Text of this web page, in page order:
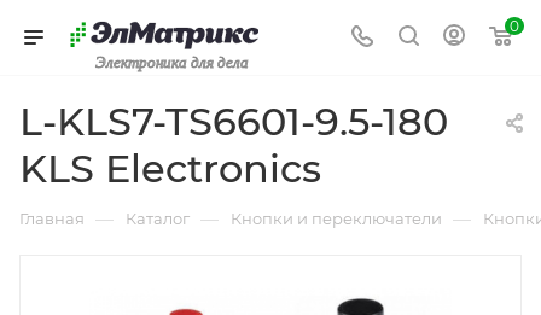
Электроника для дела
0
L-KLS7-TS6601-9.5-180
KLS Electronics
Главная — Каталог — Кнопки и переключатели —